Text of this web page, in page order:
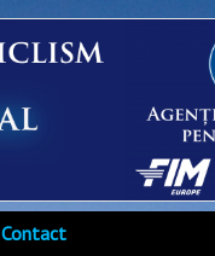
Contact